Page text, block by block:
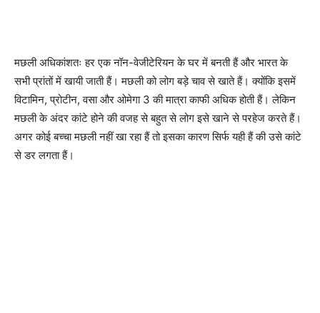
मछली अधिकांशतः हर एक नॉन-वेजीटेरियन के घर में बनती हैं और भारत के
सभी प्रांतों में खायी जाती हैं। मछली को लोग बड़े चाव से खाते हैं। क्योंकि इसमें
विटामिन, प्रोटीन, वसा और ओमेगा 3 की मात्रा काफी अधिक होती हैं। लेकिन
मछली के अंदर कांटे होने की वजह से बहुत से लोग इसे खाने से परहेज करते हैं।
अगर कोई बच्चा मछली नहीं खा रहा हैं तो इसका कारण सिर्फ यही हैं की उसे कांटे
से डर लगता हैं।